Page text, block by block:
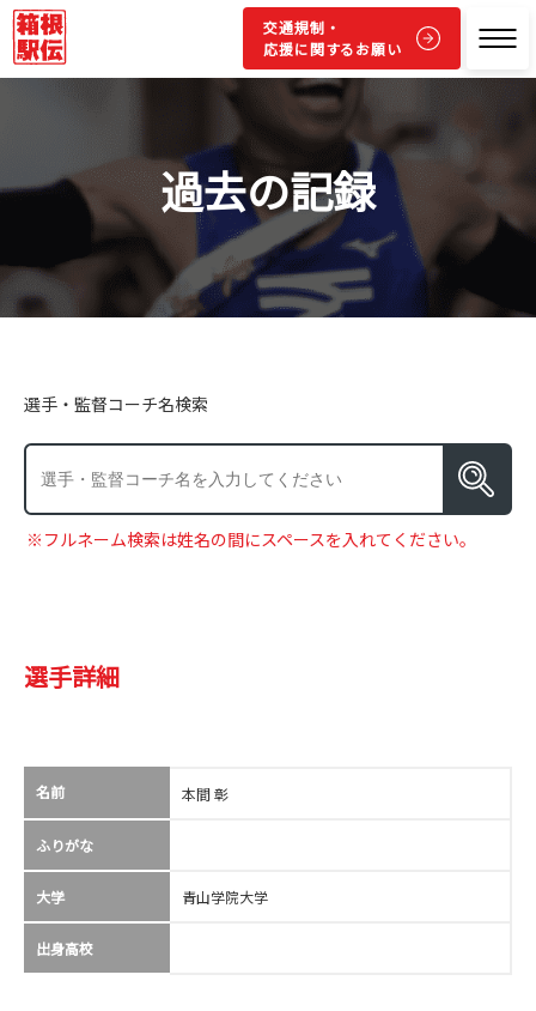
交通規制・
応援に関するお願い
過去の記録
選手・監督コーチ名検索
※フルネーム検索は姓名の間にスペースを入れてください。
選手詳細
名前 本間 彰
ふりがな
大学 青山学院大学
出身高校